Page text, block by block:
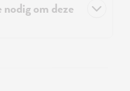
nodig om deze